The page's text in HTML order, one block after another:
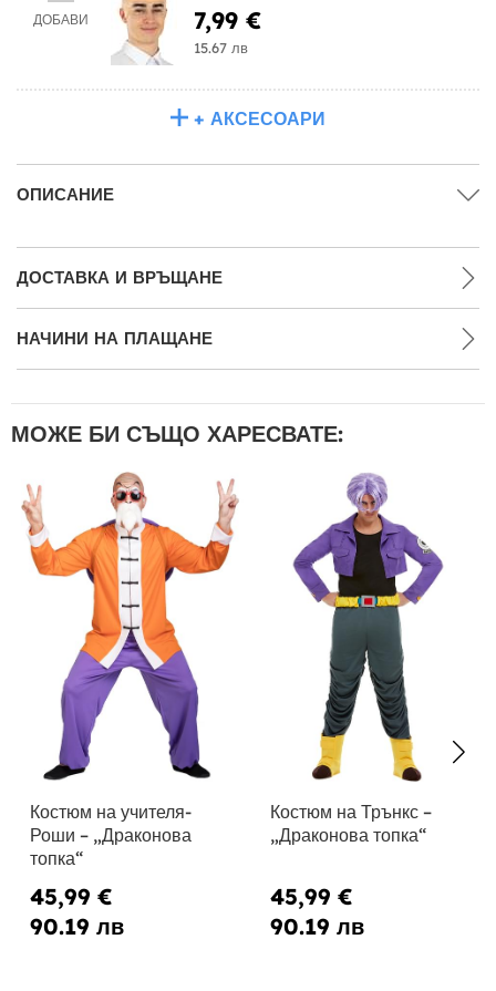
ДОБАВИ 7,99 €
15.67 лв
+ АКСЕСОАРИ
ОПИСАНИЕ
ДОСТАВКА И ВРЪЩАНЕ
НАЧИНИ НА ПЛАЩАНЕ
МОЖЕ БИ СЪЩО ХАРЕСВАТЕ:
Костюм на учителя-
Роши – „Драконова
топка“
45,99 €
90.19 лв
Костюм на Трънкс –
„Драконова топка“
45,99 €
90.19 лв